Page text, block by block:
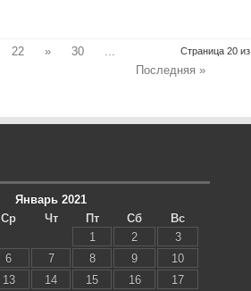
Страница 20
22 » 30
...
Последняя »
Январь 2021
Ср Чт Пт Сб
Вс
1
2
3
6 7 8 9
10
13 14 15 16
17